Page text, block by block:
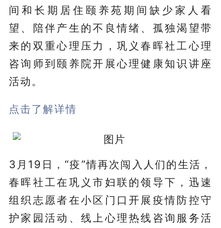
间和长期居住颐养苑期间缺少家人看
望、陪伴产生的不良情绪、孤独渴望带
来的双重心理压力，巩义春晖社工心理
咨询师到颐养院开展心理健康知识讲座
活动。
点击了解详情
3月19日，“疫”情再次闯入人们的生活，
春晖社工在巩义市妇联的领导下，迅速
组织志愿者在小区门口开展疫情防控守
护家园活动、线上心理热线咨询服务活